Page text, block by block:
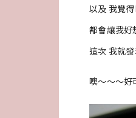
以及 我覺
都會讓我好
這次 我就
噢～～～好